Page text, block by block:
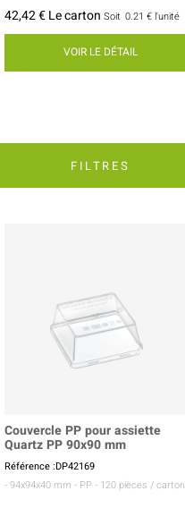
42,42 € Le carton Soit 0.21 € l'unité
VOIR LE DÉTAIL
FILTRES
Couvercle PP pour assiette
Quartz PP 90x90 mm
Référence :DP42169
- 94x94x40 mm - PP - 120 pièces / carton